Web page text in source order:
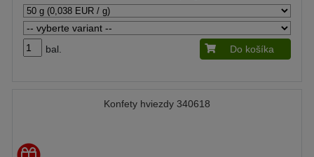
bal. Do košíka
Konfety hviezdy 340618